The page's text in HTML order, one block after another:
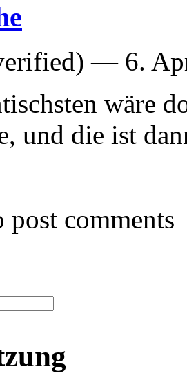
— 6.
wäre
und die ist
post comments